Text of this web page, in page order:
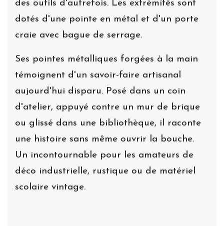
des outils d'autrefois. Les extrémités sont
dotés d'une pointe en métal et d'un porte
craie avec bague de serrage.
Ses pointes métalliques forgées à la main
témoignent d'un savoir-faire artisanal
aujourd'hui disparu. Posé dans un coin
d'atelier, appuyé contre un mur de brique
ou glissé dans une bibliothèque, il raconte
une histoire sans même ouvrir la bouche.
Un incontournable pour les amateurs de
déco industrielle, rustique ou de matériel
scolaire vintage.